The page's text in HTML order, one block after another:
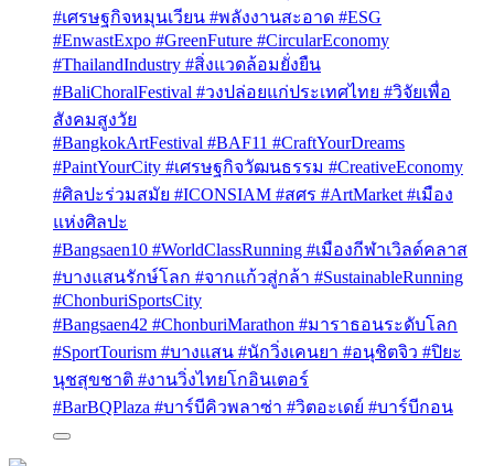
#เศรษฐกิจหมุนเวียน #พลังงานสะอาด #ESG
#EnwastExpo #GreenFuture #CircularEconomy
#ThailandIndustry #สิ่งแวดล้อมยั่งยืน
#BaliChoralFestival #วงปล่อยแก่ประเทศไทย #วิจัยเพื่อ
สังคมสูงวัย
#BangkokArtFestival #BAF11 #CraftYourDreams
#PaintYourCity #เศรษฐกิจวัฒนธรรม #CreativeEconomy
#ศิลปะร่วมสมัย #ICONSIAM #สศร #ArtMarket #เมือง
แห่งศิลปะ
#Bangsaen10 #WorldClassRunning #เมืองกีฬาเวิลด์คลาส
#บางแสนรักษ์โลก #จากแก้วสู่กล้า #SustainableRunning
#ChonburiSportsCity
#Bangsaen42 #ChonburiMarathon #มาราธอนระดับโลก
#SportTourism #บางแสน #นักวิ่งเคนยา #อนุชิตจิว #ปิยะ
นุชสุขชาติ #งานวิ่งไทยโกอินเตอร์
#BarBQPlaza #บาร์บีคิวพลาซ่า #วิตอะเดย์ #บาร์บีกอน